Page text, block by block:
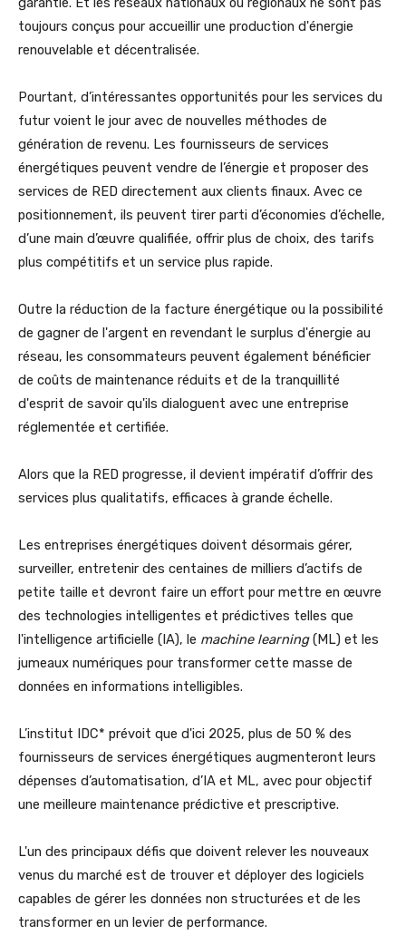
toujours conçus pour accueillir une production d'énergie
renouvelable et décentralisée.
Pourtant, d’intéressantes opportunités pour les services du
futur voient le jour avec de nouvelles méthodes de
génération de revenu. Les fournisseurs de services
énergétiques peuvent vendre de l’énergie et proposer des
services de RED directement aux clients finaux. Avec ce
positionnement, ils peuvent tirer parti d’économies d’échelle,
d’une main d’œuvre qualifiée, offrir plus de choix, des tarifs
plus compétitifs et un service plus rapide.
Outre la réduction de la facture énergétique ou la possibilité
de gagner de l'argent en revendant le surplus d'énergie au
réseau, les consommateurs peuvent également bénéficier
de coûts de maintenance réduits et de la tranquillité
d'esprit de savoir qu'ils dialoguent avec une entreprise
réglementée et certifiée.
Alors que la RED progresse, il devient impératif d’offrir des
services plus qualitatifs, efficaces à grande échelle.
Les entreprises énergétiques doivent désormais gérer,
surveiller, entretenir des centaines de milliers d’actifs de
petite taille et devront faire un effort pour mettre en œuvre
des technologies intelligentes et prédictives telles que
l'intelligence artificielle (IA), le machine learning(ML) et les
jumeaux numériques pour transformer cette masse de
données en informations intelligibles.
L’institut IDC* prévoit que d'ici 2025, plus de 50 % des
fournisseurs de services énergétiques augmenteront leurs
dépenses d’automatisation, d’IA et ML, avec pour objectif
une meilleure maintenance prédictive et prescriptive.
L'un des principaux défis que doivent relever les nouveaux
venus du marché est de trouver et déployer des logiciels
capables de gérer les données non structurées et de les
transformer en un levier de performance.